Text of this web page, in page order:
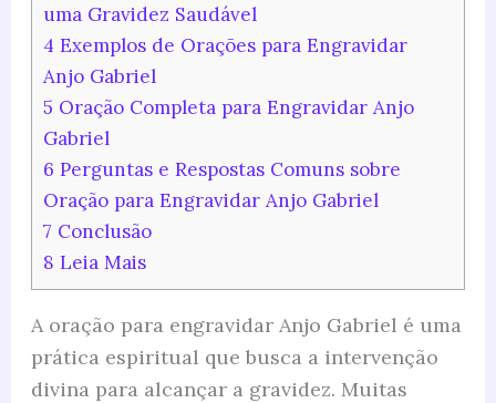
uma Gravidez Saudável
4 Exemplos de Orações para Engravidar
Anjo Gabriel
5 Oração Completa para Engravidar Anjo
Gabriel
6 Perguntas e Respostas Comuns sobre
Oração para Engravidar Anjo Gabriel
7 Conclusão
8 Leia Mais
A oração para engravidar Anjo Gabriel é uma
prática espiritual que busca a intervenção
divina para alcançar a gravidez. Muitas